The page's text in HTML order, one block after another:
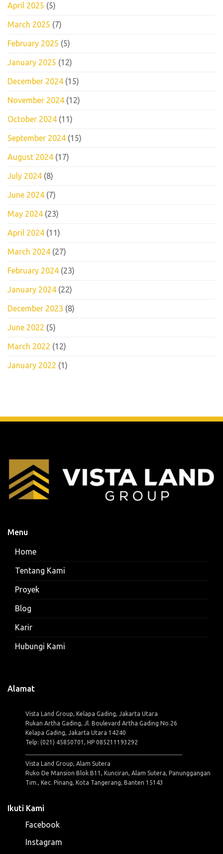
April 2025 (5)
March 2025 (7)
February 2025 (5)
January 2025 (12)
December 2024 (15)
November 2024 (12)
October 2024 (11)
September 2024 (15)
August 2024 (17)
July 2024 (8)
June 2024 (7)
May 2024 (23)
April 2024 (11)
March 2024 (27)
February 2024 (23)
January 2024 (22)
December 2023 (8)
June 2022 (5)
March 2022 (12)
January 2022 (1)
Menu
Home
Tentang Kami
Proyek
Blog
Karir
Hubungi Kami
Alamat
Vista Land Group, Kelapa Gading, Jakarta Utara
Rukan Artha Gading, Jl. Boulevard Artha Gading No.26
Kelapa Gading, Jakarta Utara 14240
Telp: (021) 45850701, HP 085211193292
Vista Land Group, Alam Sutera
Ruko De Mansion Blok B11, Kunciran, Alam Sutera, Panunggangan
Tim., Kec. Pinang, Kota Tangerang, Banten 15143
Ikuti Kami
Facebook
Instagram